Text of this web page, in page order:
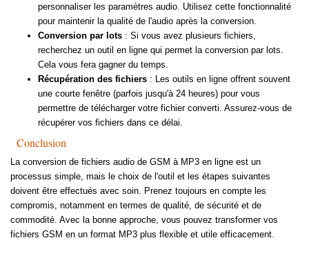
personnaliser les paramètres audio. Utilisez cette fonctionnalité
pour maintenir la qualité de l'audio après la conversion.
Conversion par lots : Si vous avez plusieurs fichiers,
recherchez un outil en ligne qui permet la conversion par lots.
Cela vous fera gagner du temps.
Récupération des fichiers : Les outils en ligne offrent souvent
une courte fenêtre (parfois jusqu'à 24 heures) pour vous
permettre de télécharger votre fichier converti. Assurez-vous de
récupérer vos fichiers dans ce délai.
Conclusion
La conversion de fichiers audio de GSM à MP3 en ligne est un
processus simple, mais le choix de l'outil et les étapes suivantes
doivent être effectués avec soin. Prenez toujours en compte les
compromis, notamment en termes de qualité, de sécurité et de
commodité. Avec la bonne approche, vous pouvez transformer vos
fichiers GSM en un format MP3 plus flexible et utile efficacement.